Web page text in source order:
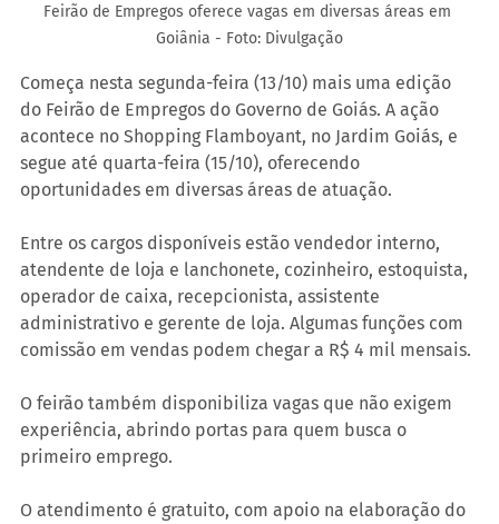
Feirão de Empregos oferece vagas em diversas áreas em
Goiânia - Foto: Divulgação
Começa nesta segunda-feira (13/10) mais uma edição
do Feirão de Empregos do Governo de Goiás. A ação
acontece no Shopping Flamboyant, no Jardim Goiás, e
segue até quarta-feira (15/10), oferecendo
oportunidades em diversas áreas de atuação.
Entre os cargos disponíveis estão vendedor interno,
atendente de loja e lanchonete, cozinheiro, estoquista,
operador de caixa, recepcionista, assistente
administrativo e gerente de loja. Algumas funções com
comissão em vendas podem chegar a R$ 4 mil mensais.
O feirão também disponibiliza vagas que não exigem
experiência, abrindo portas para quem busca o
primeiro emprego.
O atendimento é gratuito, com apoio na elaboração do